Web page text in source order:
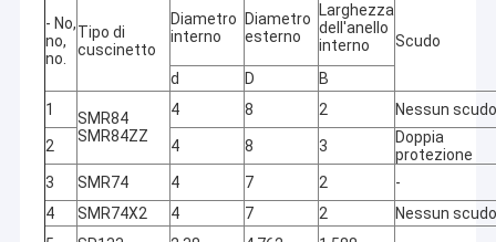
- No,
no,
no.
Tipo di
cuscinetto
Diametro
interno
Diametro
esterno
Larghezza
dell'anello
interno
Scudo
d D
B
1
SMR84
SMR84ZZ
4 8 2 Nessun
2 4 8 3
Doppia
protezione
3
SMR74 4 7 2
-
4
SMR74X2 4 7 2
Nessun